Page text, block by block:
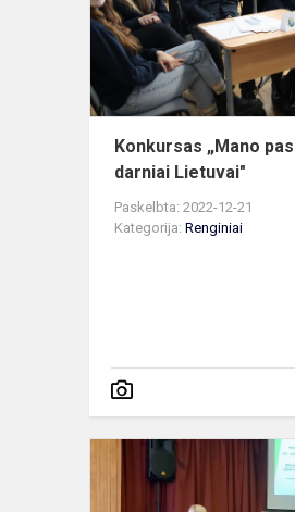
Konkursas „Mano
darniai Lietuvai"
Paskelbta: 2022-12-21
Kategorija: Renginiai